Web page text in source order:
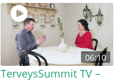
06:10
TerveysSummit TV –